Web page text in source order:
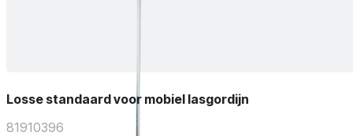
Losse standaard voor mobiel lasgordijn
81910396